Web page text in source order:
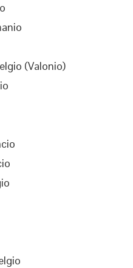
(Valonio)